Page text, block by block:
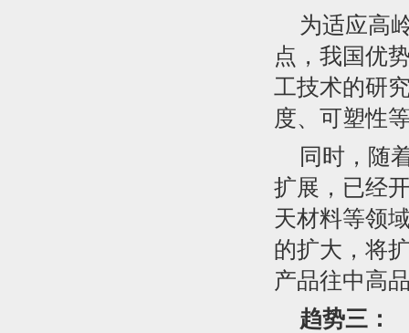
为适应高
点，我国优
工技术的研
度、可塑性
同时，随
扩展，已经
天材料等领
的扩大，将
产品往中高
趋势三：